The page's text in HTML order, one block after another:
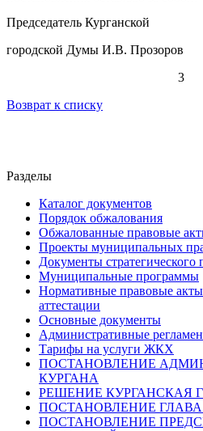
Председатель Курганской
городской Думы И.В. Прозоров
3
Возврат к списку
Разделы
Каталог документов
Порядок обжалования
Обжалованные правовые
Проекты муниципальных
Документы стратегического
Муниципальные программы
Нормативные правовые
аттестации
Основные документы
Административные
Тарифы на услуги ЖКХ
ПОСТАНОВЛЕНИЕ
КУРГАНА
РЕШЕНИЕ КУРГАНСКАЯ
ПОСТАНОВЛЕНИЕ
ПОСТАНОВЛЕНИЕ